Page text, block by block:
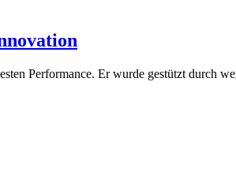
Performance. Er wurde gestützt